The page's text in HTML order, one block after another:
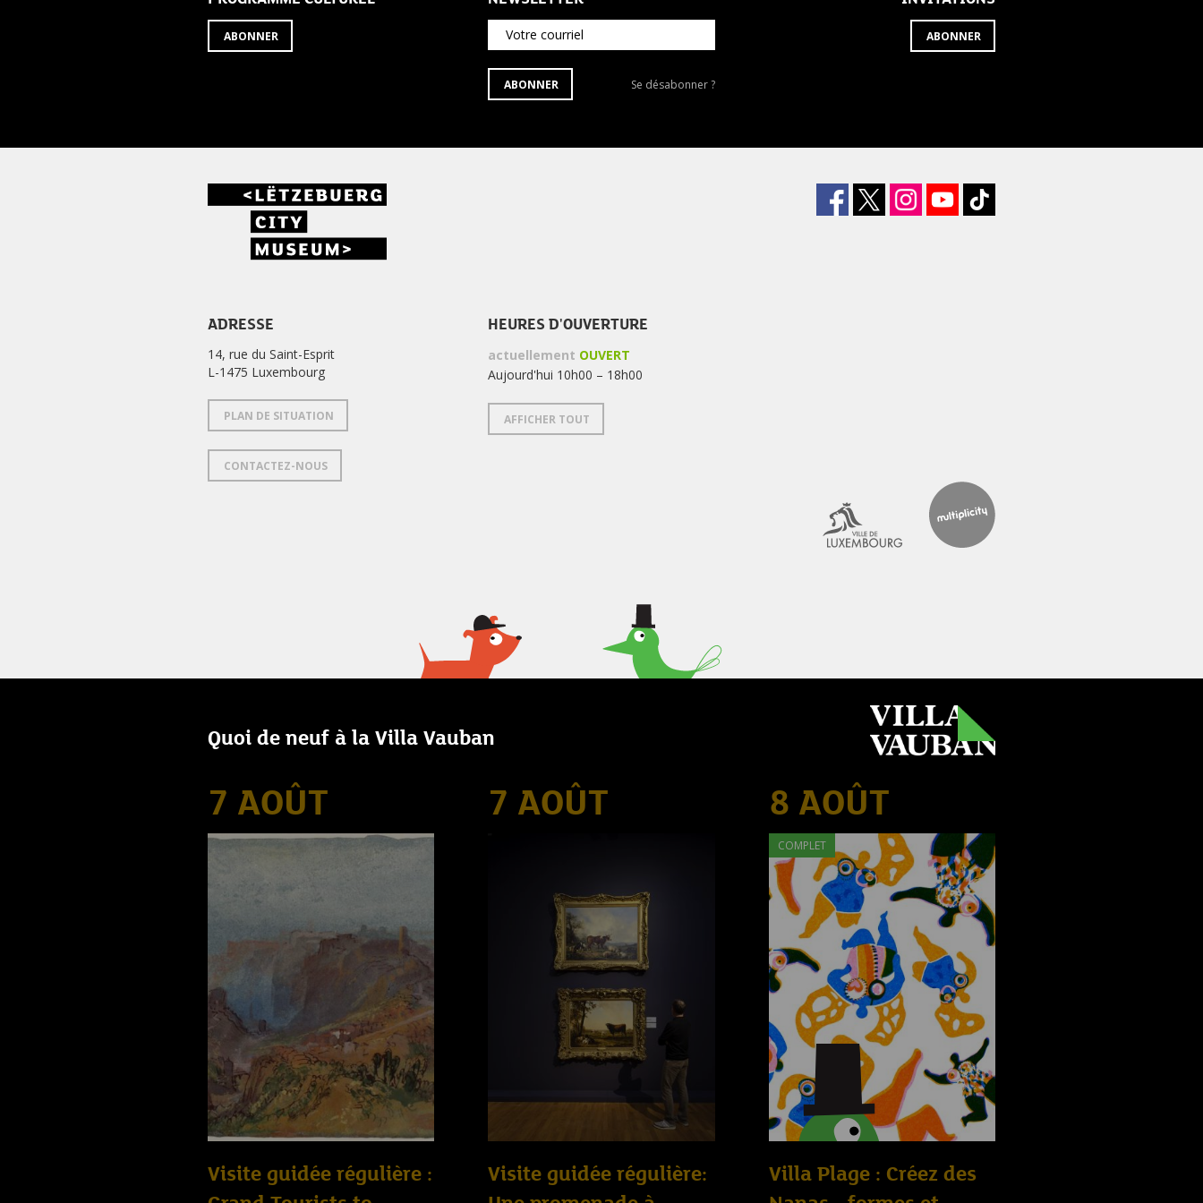
ABONNER Votre courriel
S'ABONNER
À
ABONNER
Se
newsletter
Se désabonner ?
ABONNER
ADRESSE
14, rue du Saint-Esprit
L-1475 Luxembourg
PLAN DE SITUATION
CONTACTEZ-NOUS
HEURES D'OUVERTURE
actuellement OUVERT
Aujourd'hui 10h00 – 18h00
AFFICHER TOUT
Quoi de neuf à la Villa Vauban
7 AOÛT
Visite guidée régulière :
7 AOÛT
Visite guidée régulière:
8 AOÛT
COMPLET
Villa Plage : Créez des